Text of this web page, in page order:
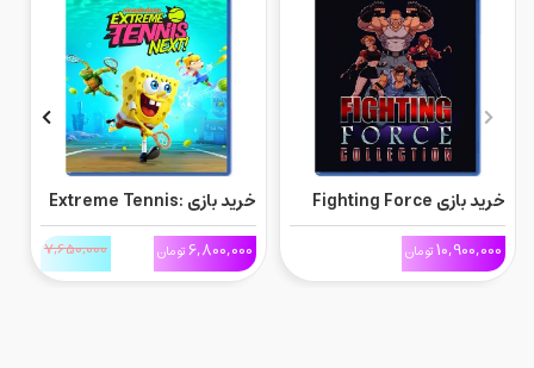
خرید بازی Fighting Force
Collection برای Ps5
10,900,000تومان
خرید بازی Extreme Tennis:
Next برای Ps5
6,800,000تومان 7,650,000